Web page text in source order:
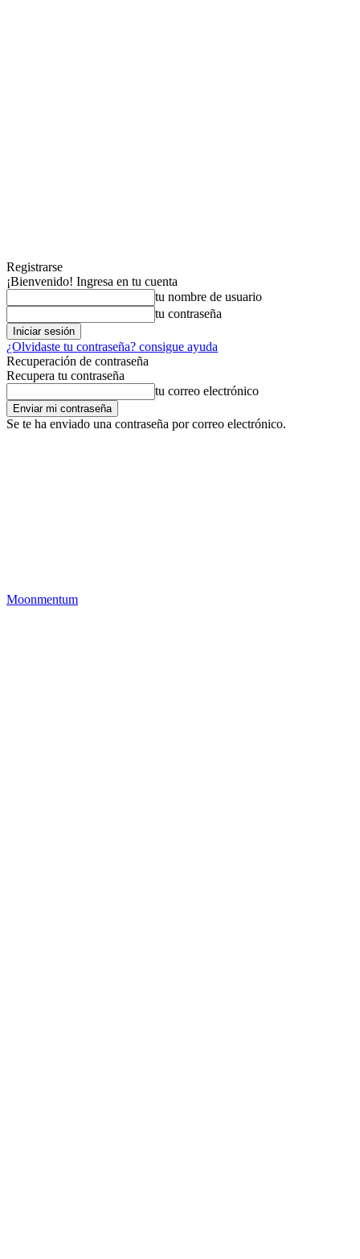
Registrarse
¡Bienvenido! Ingresa en tu cuenta
tu nombre de usuario
tu contraseña
¿Olvidaste tu contraseña? consigue ayuda
Recuperación de contraseña
Recupera tu contraseña
tu correo electrónico
Se te ha enviado una contraseña por correo electrónico.
Moonmentum